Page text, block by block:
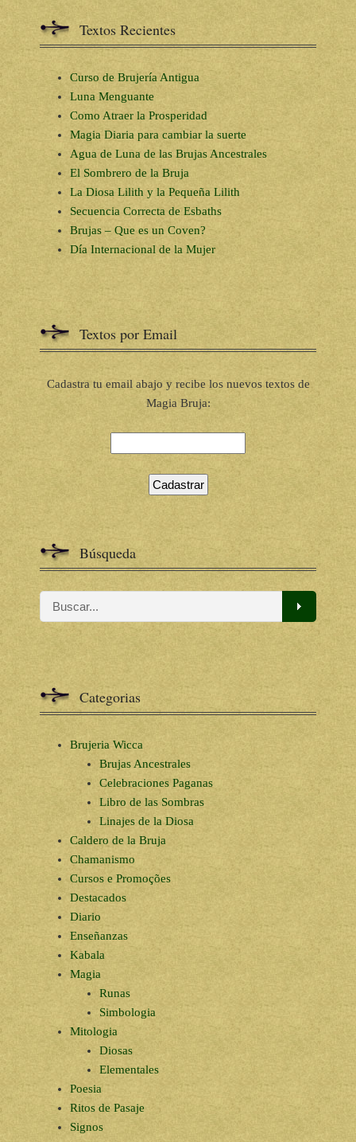
Textos Recientes
Curso de Brujería Antigua
Luna Menguante
Como Atraer la Prosperidad
Magia Diaria para cambiar la suerte
Agua de Luna de las Brujas Ancestrales
El Sombrero de la Bruja
La Diosa Lilith y la Pequeña Lilith
Secuencia Correcta de Esbaths
Brujas – Que es un Coven?
Día Internacional de la Mujer
Textos por Email
Cadastra tu email abajo y recibe los nuevos textos de
Magia Bruja:
Búsqueda
Categorias
Brujeria Wicca
Brujas Ancestrales
Celebraciones Paganas
Libro de las Sombras
Linajes de la Diosa
Caldero de la Bruja
Chamanismo
Cursos e Promoções
Destacados
Diario
Enseñanzas
Kabala
Magia
Runas
Simbologia
Mitologia
Diosas
Elementales
Poesia
Ritos de Pasaje
Signos